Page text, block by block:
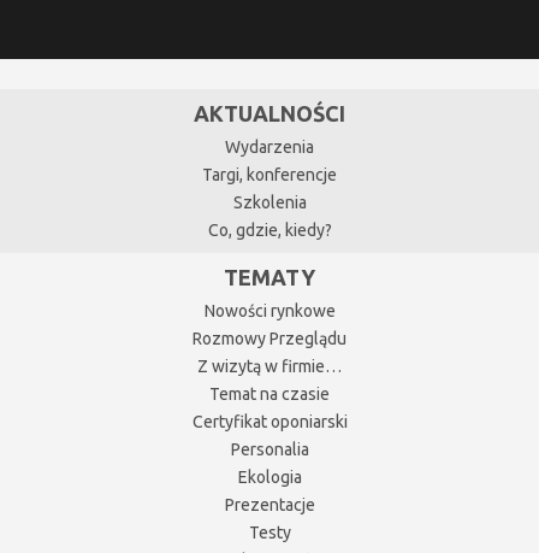
AKTUALNOŚCI
Wydarzenia
Targi, konferencje
Szkolenia
Co, gdzie, kiedy?
TEMATY
Nowości rynkowe
Rozmowy Przeglądu
Z wizytą w firmie…
Temat na czasie
Certyfikat oponiarski
Personalia
Ekologia
Prezentacje
Testy